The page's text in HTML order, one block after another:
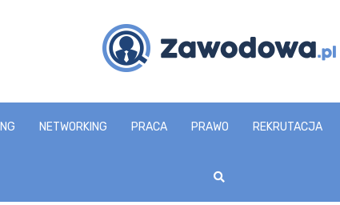
zawodowa.pl
NETWORKING PRACA PRAWO REKRUTACJA